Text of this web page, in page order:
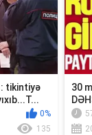
tikintiyə
0%
135
30